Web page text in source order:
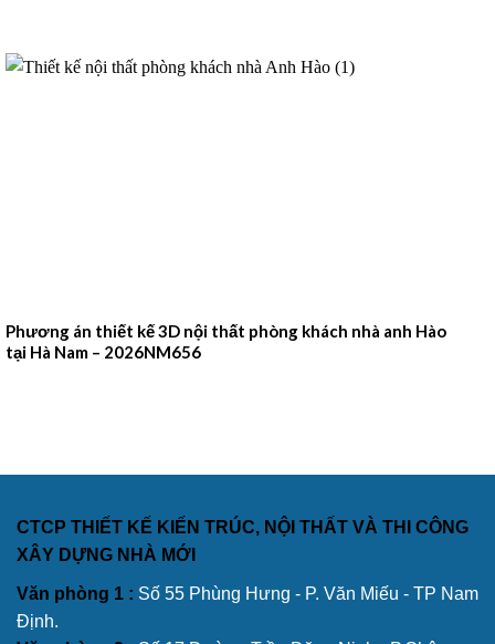
Phương án thiết kế 3D nội thất phòng khách nhà anh Hào
tại Hà Nam – 2026NM656
CTCP THIẾT KẾ KIẾN TRÚC, NỘI THẤT VÀ THI CÔNG
XÂY DỰNG NHÀ MỚI
Văn phòng 1 : Số 55 Phùng Hưng - P. Văn Miếu - TP Nam
Định.